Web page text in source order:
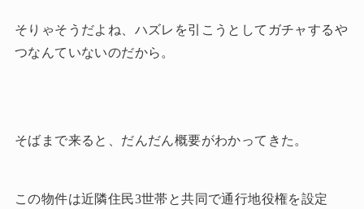
そりゃそうだよね、ハズレを引こうとしてガチャするや
つなんていないのだから。
そばまで来ると、だんだん概要がわかってきた。
この物件は近隣住民3世帯と共同で通行地役権を設定